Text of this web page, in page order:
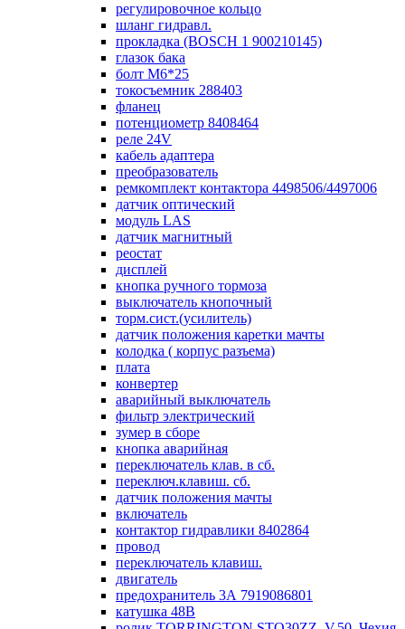
регулировочное кольцо
шланг гидравл.
прокладка (BOSCH 1 900210145)
глазок бака
болт М6*25
токосъемник 288403
фланец
потенциометр 8408464
реле 24V
кабель адаптера
преобразователь
ремкомплект контактора 4498506/4497006
датчик оптический
модуль LAS
датчик магнитный
реостат
дисплей
кнопка ручного тормоза
выключатель кнопочный
торм.сист.(усилитель)
датчик положения каретки мачты
колодка ( корпус разъема)
плата
конвертер
аварийный выключатель
фильтр электрический
зумер в сборе
кнопка аварийная
переключатель клав. в сб.
переключ.клавиш. сб.
датчик положения мачты
включатель
контактор гидравлики 8402864
провод
переключатель клавиш.
двигатель
предохранитель 3А 7919086801
катушка 48В